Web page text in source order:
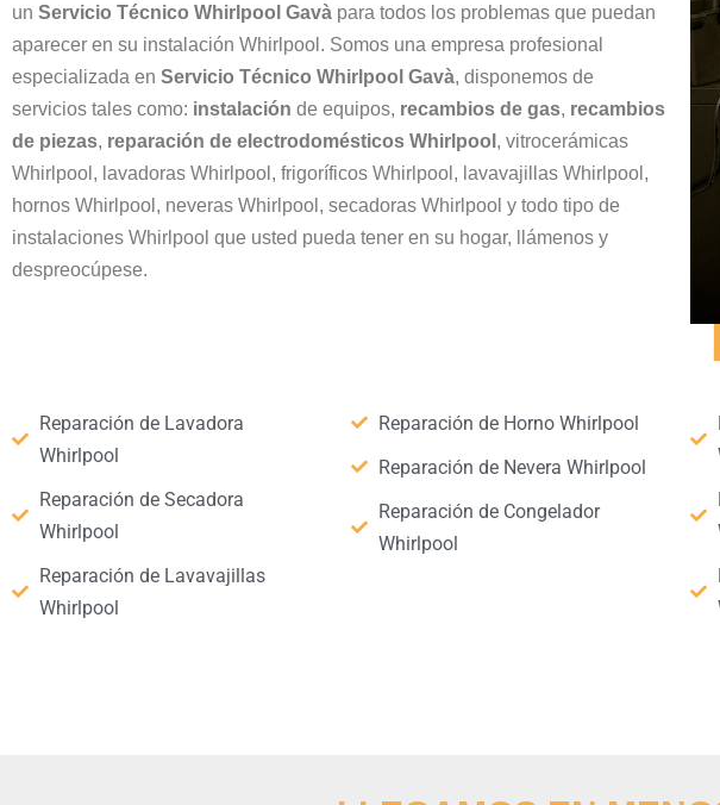
un Servicio Técnico Whirlpool Gavà para todos los problemas que puedan
aparecer en su instalación Whirlpool. Somos una empresa profesional
especializada en Servicio Técnico Whirlpool Gavà, disponemos de
servicios tales como: instalación de equipos, recambios de gas, recambios
de piezas, reparación de electrodomésticos Whirlpool , vitrocerámicas
Whirlpool, lavadoras Whirlpool, frigoríficos Whirlpool, lavavajillas Whirlpool,
hornos Whirlpool, neveras Whirlpool, secadoras Whirlpool y todo tipo de
instalaciones Whirlpool que usted pueda tener en su hogar, llámenos y
despreocúpese.
Reparación de Lavadora
Whirlpool
Reparación de Secadora
Whirlpool
Reparación de Lavavajillas
Whirlpool
Reparación de Horno Whirlpool
Reparación de Nevera Whirlpool
Reparación de Congelador
Whirlpool